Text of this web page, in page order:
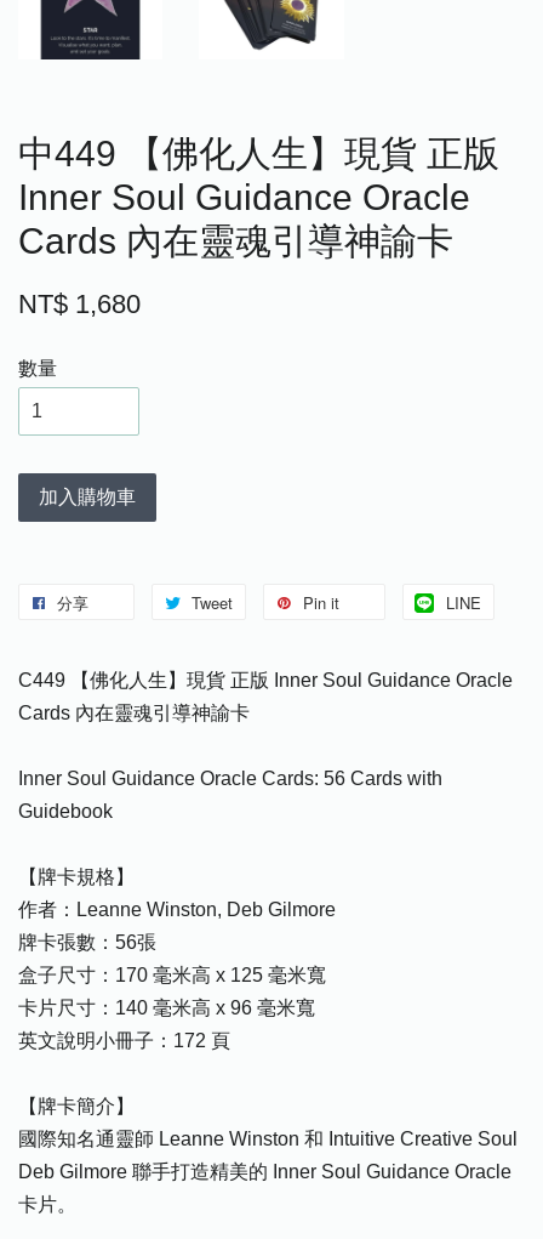
中449 【佛化人生】現貨 正版
Inner Soul Guidance Oracle
Cards 內在靈魂引導神諭卡
NT$ 1,680
數量
加入購物車
分享 Tweet Pin it LINE
C449 【佛化人生】現貨 正版 Inner Soul Guidance Oracle
Cards 內在靈魂引導神諭卡
Inner Soul Guidance Oracle Cards: 56 Cards with
Guidebook
【牌卡規格】
作者：Leanne Winston, Deb Gilmore
牌卡張數：56張
盒子尺寸：170 毫米高 x 125 毫米寬
卡片尺寸：140 毫米高 x 96 毫米寬
英文說明小冊子：172 頁
【牌卡簡介】
國際知名通靈師 Leanne Winston 和 Intuitive Creative Soul
Deb Gilmore 聯手打造精美的 Inner Soul Guidance Oracle
卡片。